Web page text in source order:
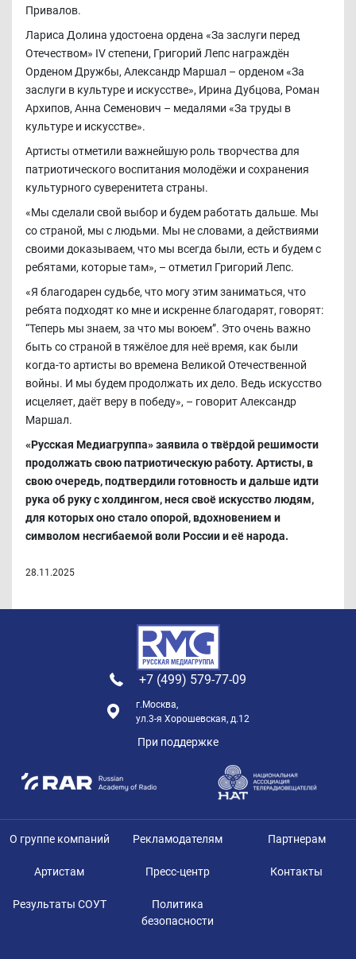
Привалов.
Лариса Долина удостоена ордена «За заслуги перед
Отечеством» IV степени, Григорий Лепс награждён
Орденом Дружбы, Александр Маршал – орденом «За
заслуги в культуре и искусстве», Ирина Дубцова, Роман
Архипов, Анна Семенович – медалями «За труды в
культуре и искусстве».
Артисты отметили важнейшую роль творчества для
патриотического воспитания молодёжи и сохранения
культурного суверенитета страны.
«Мы сделали свой выбор и будем работать дальше. Мы
со страной, мы с людьми. Мы не словами, а действиями
своими доказываем, что мы всегда были, есть и будем с
ребятами, которые там», – отметил Григорий Лепс.
«Я благодарен судьбе, что могу этим заниматься, что
ребята подходят ко мне и искренне благодарят, говорят:
“Теперь мы знаем, за что мы воюем”. Это очень важно
быть со страной в тяжёлое для неё время, как были
когда-то артисты во времена Великой Отечественной
войны. И мы будем продолжать их дело. Ведь искусство
исцеляет, даёт веру в победу», – говорит Александр
Маршал.
«Русская Медиагруппа» заявила о твёрдой решимости
продолжать свою патриотическую работу. Артисты, в
свою очередь, подтвердили готовность и дальше идти
рука об руку с холдингом, неся своё искусство людям,
для которых оно стало опорой, вдохновением и
символом несгибаемой воли России и её народа.
28.11.2025
+7 (499) 579-77-09
г.Москва,
ул.3-я Хорошевская, д.12
При поддержке
О группе компаний Рекламодателям Партнерам
Артистам Пресс-центр Контакты
Результаты СОУТ
Политика
безопасности